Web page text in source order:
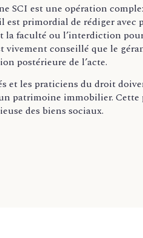
SCI est une opération
primordial de rédiger avec
faculté ou l’interdiction
vivement conseillé que le
postérieure de l’acte.
et les praticiens du droit
patrimoine immobilier.
des biens sociaux.